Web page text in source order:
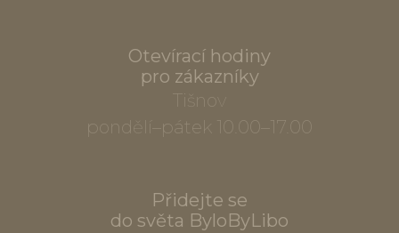
Otevírací hodiny
pro zákazníky
Tišnov
pondělí–pátek 10.00–17.00
Přidejte se
do světa ByloByLibo